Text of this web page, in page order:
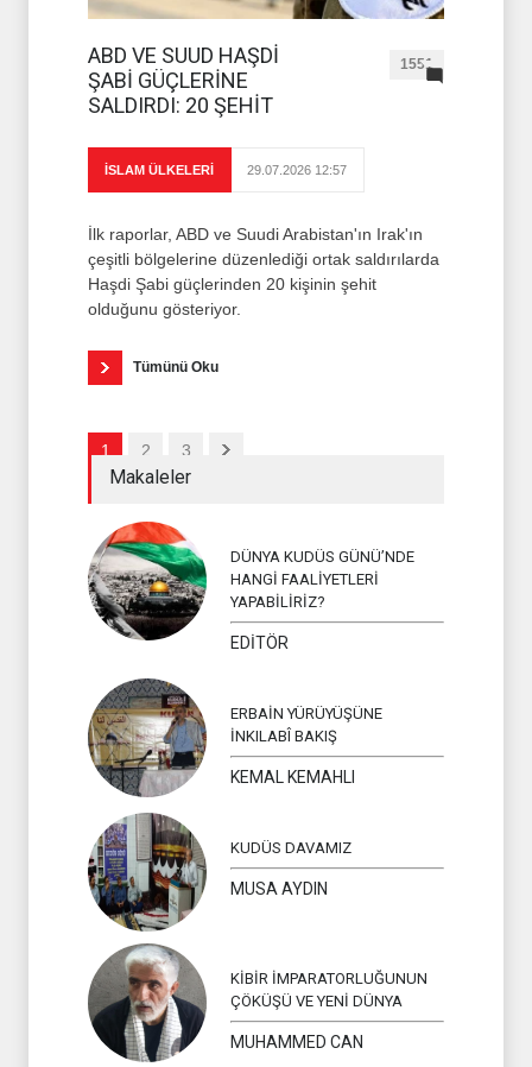
ABD VE SUUD HAŞDİ
ŞABİ GÜÇLERİNE
SALDIRDI: 20 ŞEHİT
1551
İSLAM ÜLKELERİ 29.07.2026 12:57
İlk raporlar, ABD ve Suudi Arabistan'ın Irak'ın
çeşitli bölgelerine düzenlediği ortak saldırılarda
Haşdi Şabi güçlerinden 20 kişinin şehit
olduğunu gösteriyor.
Tümünü Oku
1 2 3
Makaleler
DÜNYA KUDÜS GÜNÜ’NDE
HANGİ FAALİYETLERİ
YAPABİLİRİZ?
EDİTÖR
ERBAİN YÜRÜYÜŞÜNE
İNKILABÎ BAKIŞ
KEMAL KEMAHLI
KUDÜS DAVAMIZ
MUSA AYDIN
KİBİR İMPARATORLUĞUNUN
ÇÖKÜŞÜ VE YENİ DÜNYA
MUHAMMED CAN